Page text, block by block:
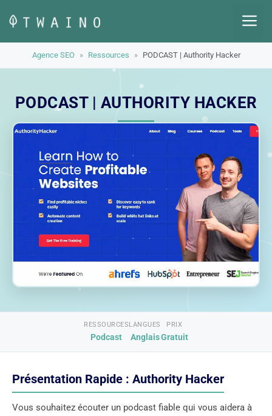
au
contenu
Agence SEO » Ressources » PODCAST | Authority Hacker
PODCAST | AUTHORITY HACKER
RESSOURCES
Podcast
LANGUES
Anglais
PRIX
Gratuit
Présentation Rapide : Authority Hacker
Vous souhaitez écouter un podcast fiable qui vous aidera à